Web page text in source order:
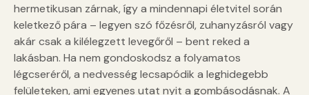
hermetikusan zárnak, így a mindennapi életvitel során
keletkező pára – legyen szó főzésről, zuhanyzásról vagy
akár csak a kilélegzett levegőről – bent reked a
lakásban. Ha nem gondoskodsz a folyamatos
légcseréről, a nedvesség lecsapódik a leghidegebb
felületeken, ami egyenes utat nyit a gombásodásnak. A